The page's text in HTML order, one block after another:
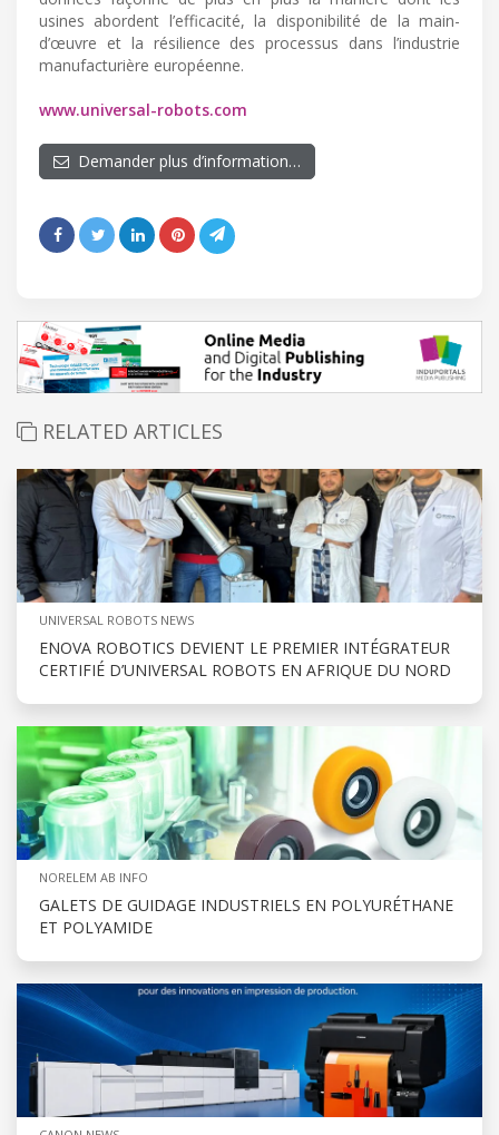
usines abordent l’efficacité, la disponibilité de la main-
d’œuvre et la résilience des processus dans l’industrie
manufacturière européenne.
www.universal-robots.com
Demander plus d’information…
RELATED ARTICLES
UNIVERSAL ROBOTS NEWS
ENOVA ROBOTICS DEVIENT LE PREMIER INTÉGRATEUR
CERTIFIÉ D’UNIVERSAL ROBOTS EN AFRIQUE DU NORD
NORELEM AB INFO
GALETS DE GUIDAGE INDUSTRIELS EN POLYURÉTHANE
ET POLYAMIDE